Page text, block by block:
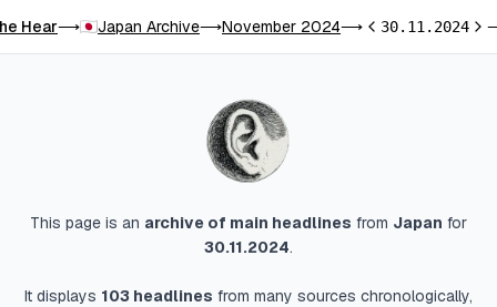
Hear⟶ Japan Archive⟶November 2024⟶Previous day
30.11.2024
This page is an archive of main headlines from Japan for
30.11.2024.
It displays 103 headlines from many sources chronologically,